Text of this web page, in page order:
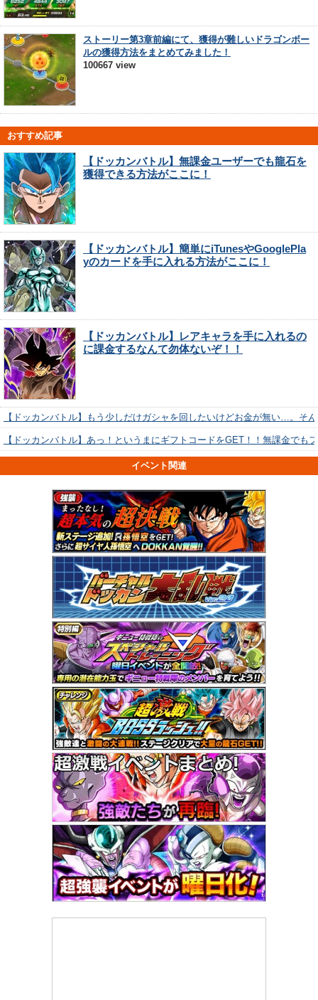
ストーリー第3章前編にて、獲得が難しいドラゴンボー
ルの獲得方法をまとめてみました！
100667 view
おすすめ記事
【ドッカンバトル】無課金ユーザーでも龍石を
獲得できる方法がここに！
【ドッカンバトル】簡単にiTunesやGooglePla
yのカードを手に入れる方法がここに！
【ドッカンバトル】レアキャラを手に入れるの
に課金するなんて勿体ないぞ！！
【ドッカンバトル】もう少しだけガシャを回したいけどお金が無い…。そ
【ドッカンバトル】あっ！というまにギフトコードをGET！！無課金でも
イベント関連